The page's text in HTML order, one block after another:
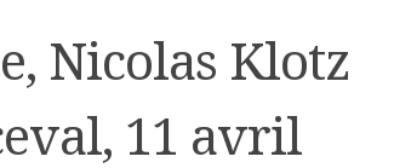
Nicolas Klotz
11 avril